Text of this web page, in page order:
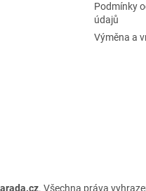
Podmínky
údajů
Výměna a
. Všechna práva